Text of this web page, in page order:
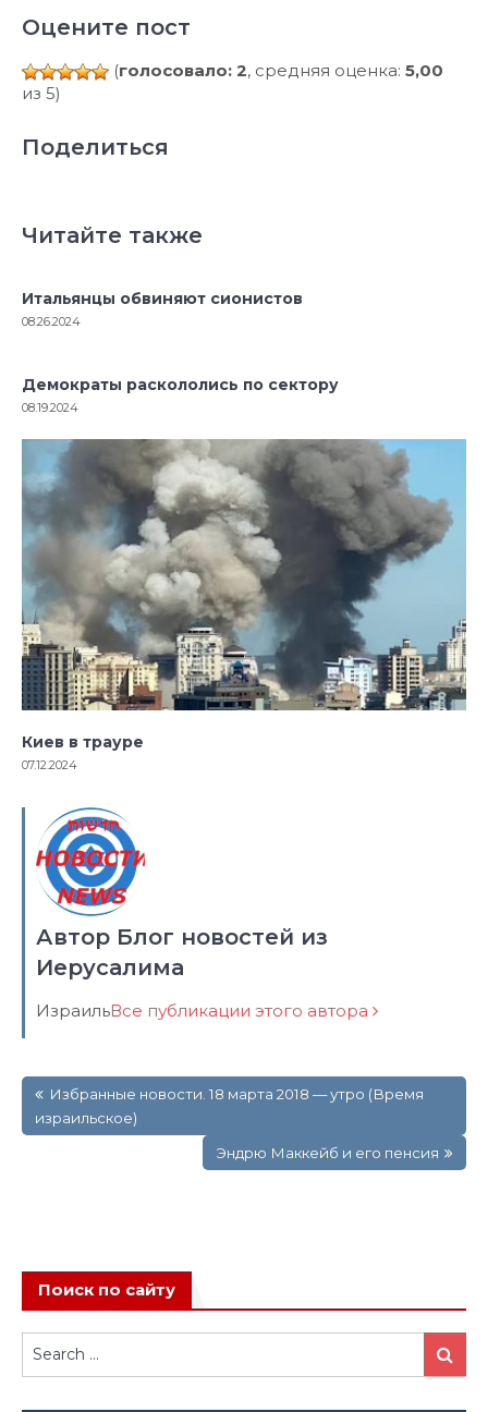
Оцените пост
(голосовало: 2, средняя оценка: 5,00
из 5)
Поделиться
Читайте также
Итальянцы обвиняют сионистов
08.26.2024
Демократы раскололись по сектору
08.19.2024
Киев в трауре
07.12.2024
Автор Блог новостей из
Иерусалима
ИзраильВсе публикации этого автора
по
записям
Избранные новости. 18 марта 2018 — утро (Время
израильское)
Эндрю Маккейб и его пенсия
Поиск по сайту
Search
for:
Search